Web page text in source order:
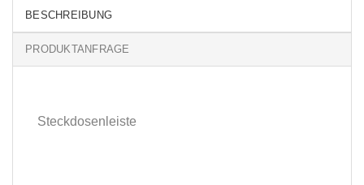
BESCHREIBUNG
PRODUKTANFRAGE
Steckdosenleiste